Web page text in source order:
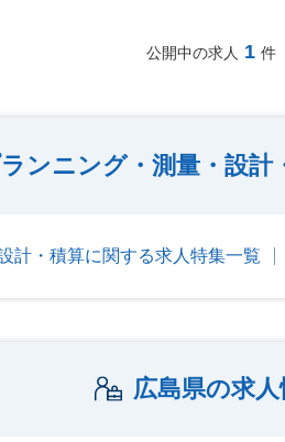
公開中の求人 1 件
ンニング・測量・設計
計・積算に関する求人特集一覧
広島県の求